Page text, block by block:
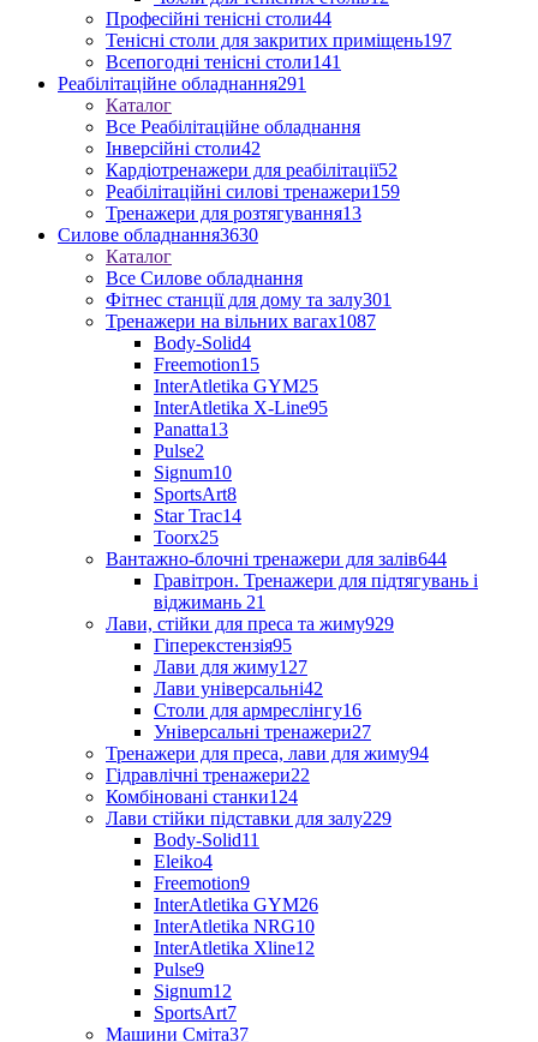
Професійні тенісні столи44
Тенісні столи для закритих приміщень197
Всепогодні тенісні столи141
Реабілітаційне обладнання291
Каталог
Все Реабілітаційне обладнання
Інверсійні столи42
Кардіотренажери для реабілітації52
Реабілітаційні силові тренажери159
Тренажери для розтягування13
Силове обладнання3630
Каталог
Все Силове обладнання
Фітнес станції для дому та залу301
Тренажери на вільних вагах1087
Body-Solid4
Freemotion15
InterAtletika GYM25
InterAtletika X-Line95
Panatta13
Pulse2
Signum10
SportsArt8
Star Trac14
Toorx25
Вантажно-блочні тренажери для залів644
Гравітрон. Тренажери для підтягувань і
віджимань 21
Лави, стійки для преса та жиму929
Гіперекстензія95
Лави для жиму127
Лави універсальні42
Столи для армреслінгу16
Універсальні тренажери27
Тренажери для преса, лави для жиму94
Гідравлічні тренажери22
Комбіновані станки124
Лави стійки підставки для залу229
Body-Solid11
Eleiko4
Freemotion9
InterAtletika GYM26
InterAtletika NRG10
InterAtletika Xline12
Pulse9
Signum12
SportsArt7
Машини Сміта37